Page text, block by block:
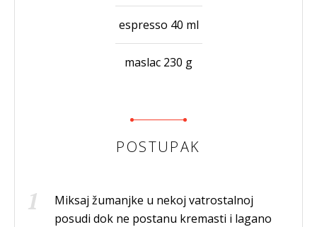
espresso 40 ml
maslac 230 g
POSTUPAK
Miksaj žumanjke u nekoj vatrostalnoj
posudi dok ne postanu kremasti i lagano